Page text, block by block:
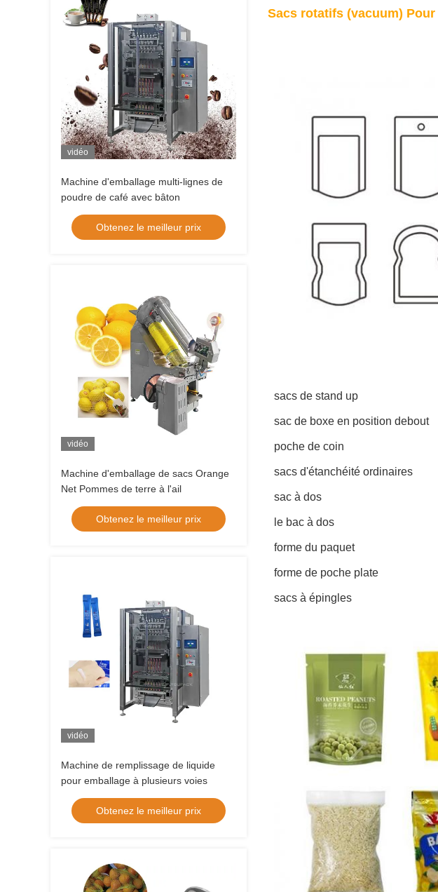
vidéo
Machine d'emballage multi-lignes de
poudre de café avec bâton
Obtenez le meilleur prix
vidéo
Machine d'emballage de sacs Orange
Net Pommes de terre à l'ail
Obtenez le meilleur prix
vidéo
Machine de remplissage de liquide
pour emballage à plusieurs voies
Obtenez le meilleur prix
Sacs rotatifs (vacuum)
sacs de stand up
sac de boxe en position debout
poche de coin
sacs d'étanchéité ordinaires
sac à dos
le bac à dos
forme du paquet
forme de poche plate
sacs à épingles